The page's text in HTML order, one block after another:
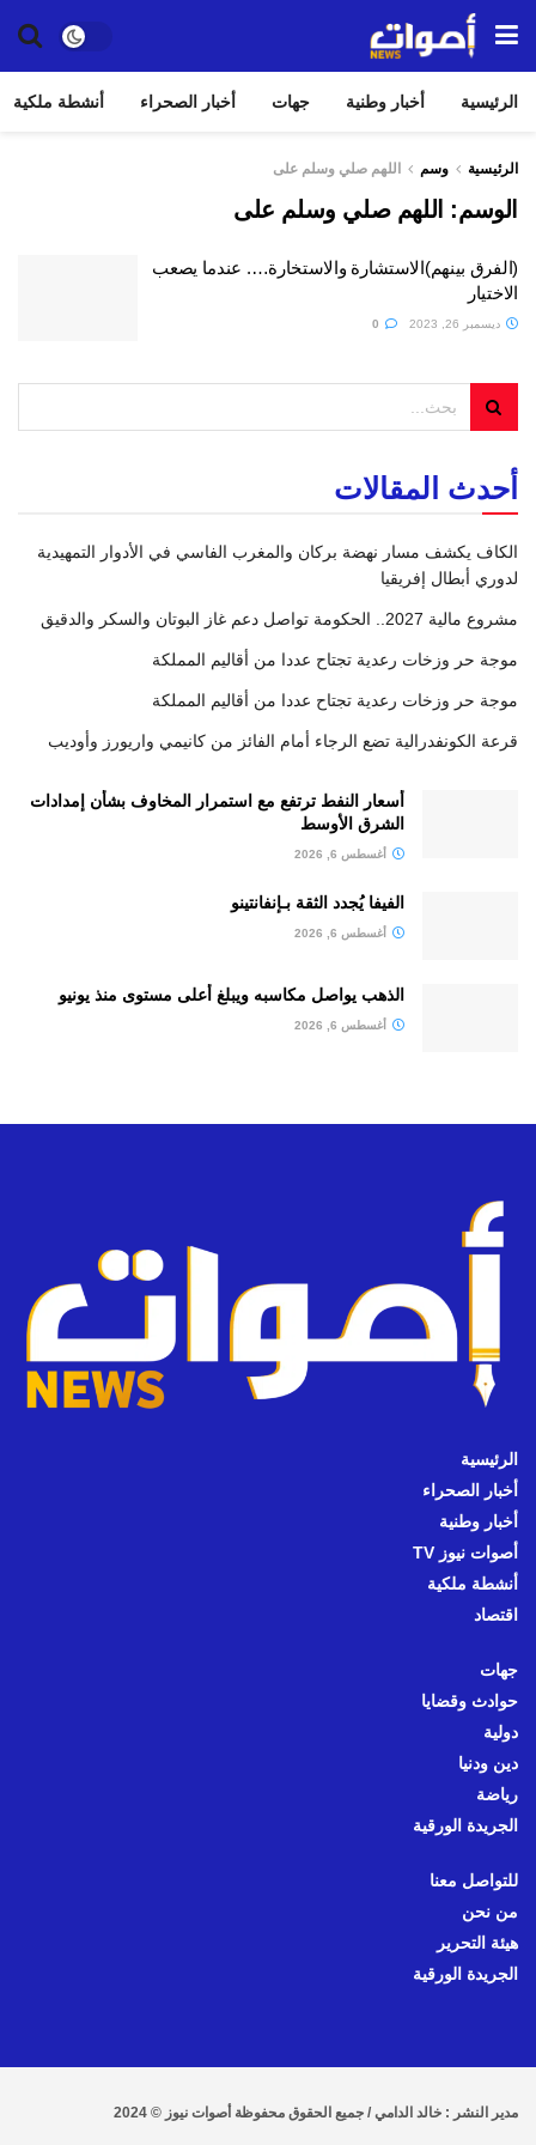
الرئيسية أخبار وطنية جهات أخبار الصحراء أنشطة ملكية
الرئيسية وسم اللهم صلي وسلم على
الوسم: اللهم صلي وسلم على
(الفرق بينهم)الاستشارة والاستخارة…. عندما يصعب
الاختيار
ديسمبر 26, 2023
أحدث المقالات
الكاف يكشف مسار نهضة بركان والمغرب الفاسي في الأدوار التمهيدية
لدوري أبطال إفريقيا
مشروع مالية 2027.. الحكومة تواصل دعم غاز البوتان والسكر والدقيق
موجة حر وزخات رعدية تجتاح عددا من أقاليم المملكة
موجة حر وزخات رعدية تجتاح عددا من أقاليم المملكة
قرعة الكونفدرالية تضع الرجاء أمام الفائز من كانيمي واريورز وأوديب
أسعار النفط ترتفع مع استمرار المخاوف بشأن إمدادات
الشرق الأوسط
أغسطس 6, 2026
الفيفا يُجدد الثقة بـإنفانتينو
أغسطس 6, 2026
الذهب يواصل مكاسبه ويبلغ أعلى مستوى منذ يونيو
أغسطس 6, 2026
الرئيسية
أخبار الصحراء
أخبار وطنية
أصوات نيوز TV
أنشطة ملكية
اقتصاد
جهات
حوادث وقضايا
دولية
دين ودنيا
رياضة
الجريدة الورقية
للتواصل معنا
من نحن
هيئة التحرير
الجريدة الورقية
مدير النشر : خالد الدامي / جميع الحقوق محفوظة أصوات نيوز © 2024